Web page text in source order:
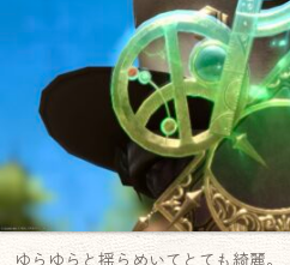
ゆらゆらと揺らめいてとても綺麗。